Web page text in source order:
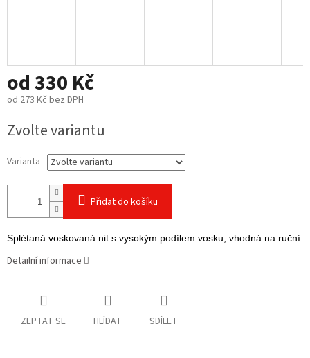
od330 Kč
od 273 Kč bez DPH
cena:
Zvolte variantu
Varianta
Přidat do košíku
Splétaná voskovaná nit s vysokým podílem vosku, vhodná na ruční
Detailní informace
ZEPTAT SE HLÍDAT SDÍLET